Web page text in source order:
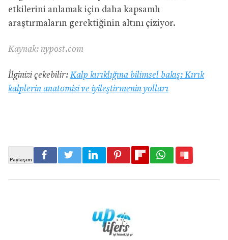
etkilerini anlamak için daha kapsamlı
araştırmaların gerektiğinin altını çiziyor.
Kaynak: nypost.com
İlginizi çekebilir: Kalp kırıklığına bilimsel bakış: Kırık
kalplerin anatomisi ve iyileştirmenin yolları